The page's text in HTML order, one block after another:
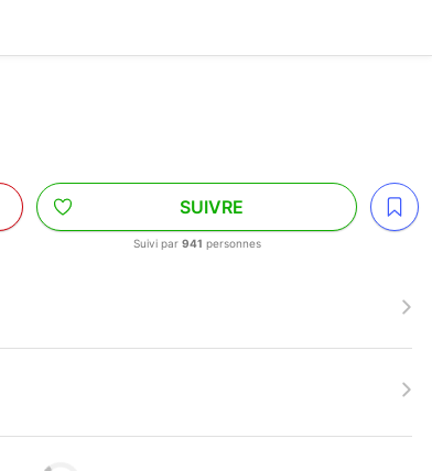
SUIVRE
Suivi par 941 personnes